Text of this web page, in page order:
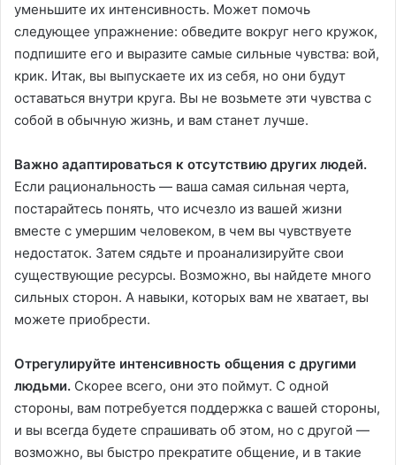
уменьшите их интенсивность. Может помочь
следующее упражнение: обведите вокруг него кружок,
подпишите его и выразите самые сильные чувства: вой,
крик. Итак, вы выпускаете их из себя, но они будут
оставаться внутри круга. Вы не возьмете эти чувства с
собой в обычную жизнь, и вам станет лучше.
Важно адаптироваться к отсутствию других людей.
Если рациональность — ваша самая сильная черта,
постарайтесь понять, что исчезло из вашей жизни
вместе с умершим человеком, в чем вы чувствуете
недостаток. Затем сядьте и проанализируйте свои
существующие ресурсы. Возможно, вы найдете много
сильных сторон. А навыки, которых вам не хватает, вы
можете приобрести.
Отрегулируйте интенсивность общения с другими
людьми. Скорее всего, они это поймут. С одной
стороны, вам потребуется поддержка с вашей стороны,
и вы всегда будете спрашивать об этом, но с другой —
возможно, вы быстро прекратите общение, и в такие